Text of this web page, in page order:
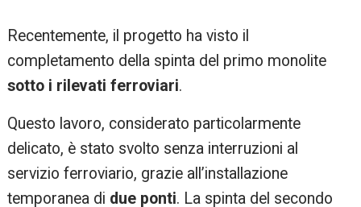
Recentemente, il progetto ha visto il
completamento della spinta del primo monolite
sotto i rilevati ferroviari.
Questo lavoro, considerato particolarmente
delicato, è stato svolto senza interruzioni al
servizio ferroviario, grazie all’installazione
temporanea di due ponti. La spinta del secondo